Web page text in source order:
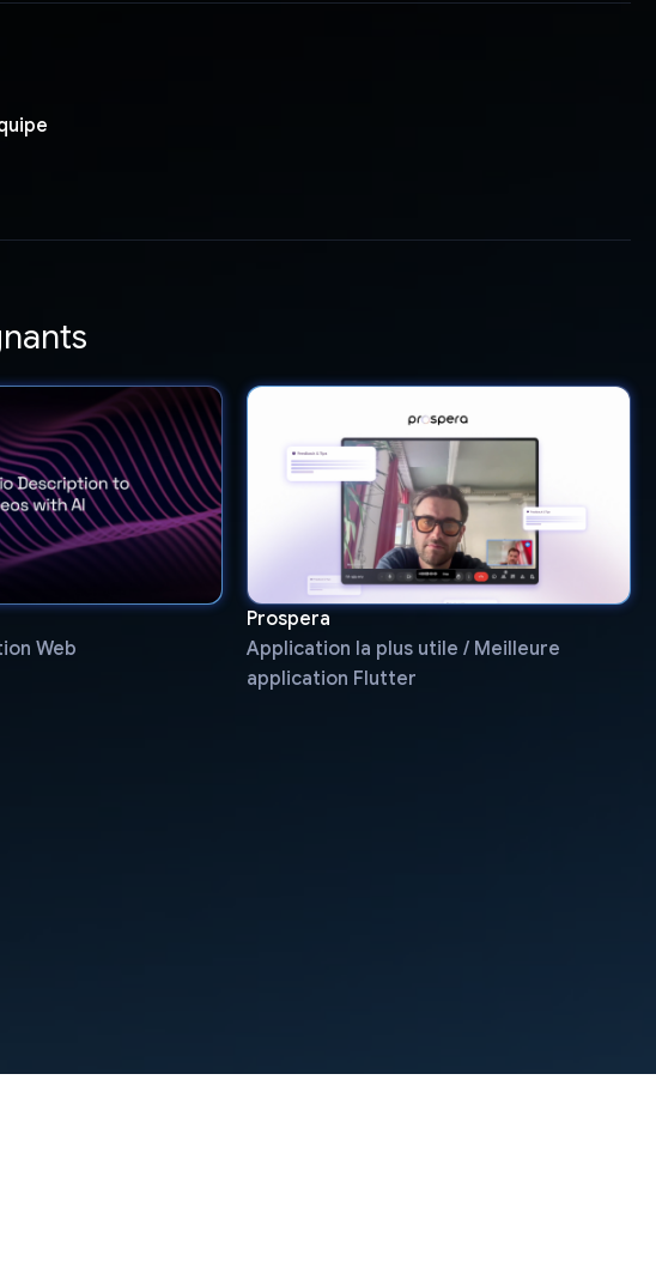
Web
Prospera
Application la plus utile / Meilleure
application Flutter